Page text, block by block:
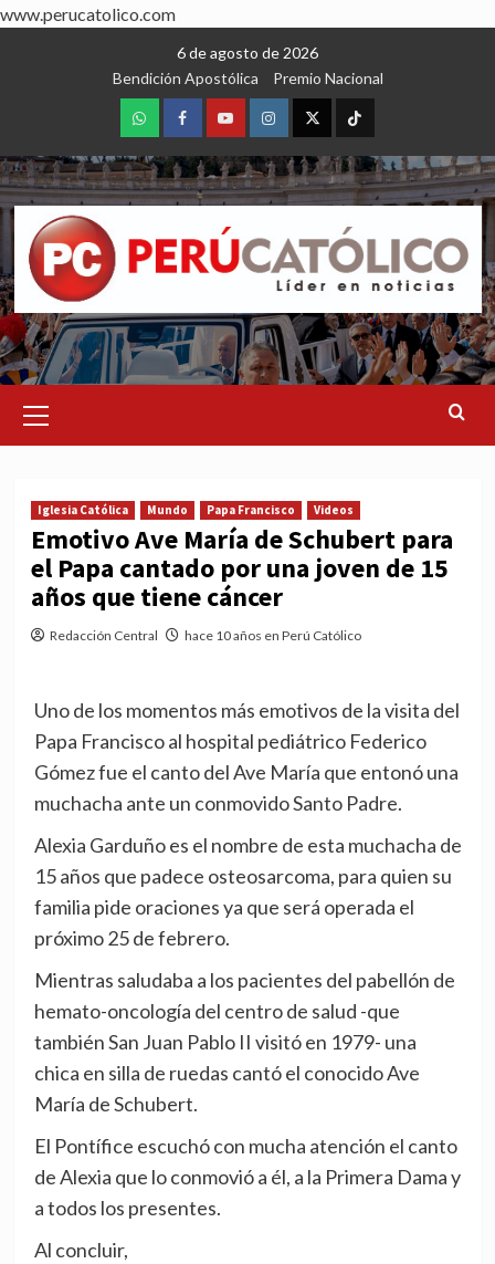
www.perucatolico.com
6 de agosto de 2026
Bendición Apostólica
Premio Nacional
WhatsAppFacebookYoutubeInstagram
X TikTok
Menu
Iglesia Católica Mundo Papa Francisco Videos
Emotivo Ave María de Schubert para
el Papa cantado por una joven de 15
años que tiene cáncer
Redacción Central hace 10 años en Perú Católico
Uno de los momentos más emotivos de la visita del
Papa Francisco al hospital pediátrico Federico
Gómez fue el canto del Ave María que entonó una
muchacha ante un conmovido Santo Padre.
Alexia Garduño es el nombre de esta muchacha de
15 años que padece osteosarcoma, para quien su
familia pide oraciones ya que será operada el
próximo 25 de febrero.
Mientras saludaba a los pacientes del pabellón de
hemato-oncología del centro de salud -que
también San Juan Pablo II visitó en 1979- una
chica en silla de ruedas cantó el conocido Ave
María de Schubert.
El Pontífice escuchó con mucha atención el canto
de Alexia que lo conmovió a él, a la Primera Dama y
a todos los presentes.
Al concluir,